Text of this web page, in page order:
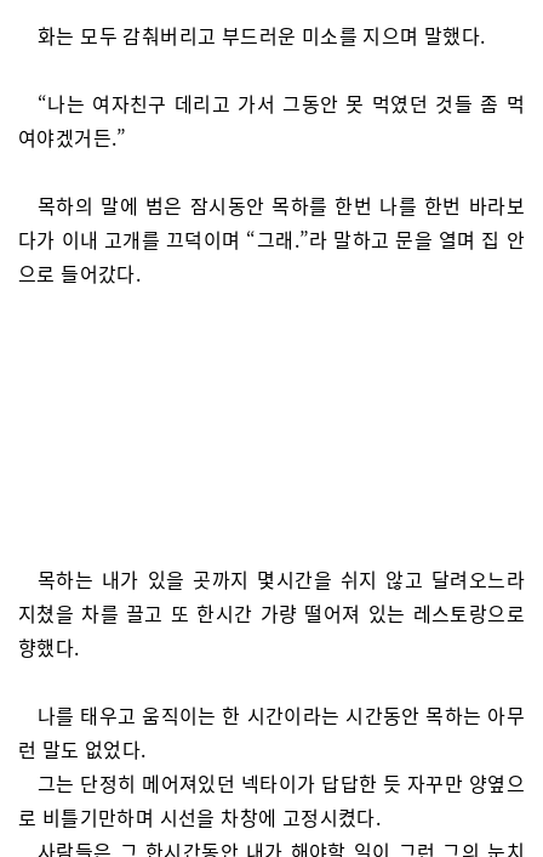
화는 모두 감춰버리고 부드러운 미소를 지으며 말했다.
“나는 여자친구 데리고 가서 그동안 못 먹였던 것들 좀 먹
여야겠거든.”
목하의 말에 범은 잠시동안 목하를 한번 나를 한번 바라보
다가 이내 고개를 끄덕이며 “그래.”라 말하고 문을 열며 집 안
으로 들어갔다.
목하는 내가 있을 곳까지 몇시간을 쉬지 않고 달려오느라
지쳤을 차를 끌고 또 한시간 가량 떨어져 있는 레스토랑으로
향했다.
나를 태우고 움직이는 한 시간이라는 시간동안 목하는 아무
런 말도 없었다.
그는 단정히 메어져있던 넥타이가 답답한 듯 자꾸만 양옆으
로 비틀기만하며 시선을 차창에 고정시켰다.
사람들은 그 한시간동안 내가 해야할 일이 그런 그의 눈치